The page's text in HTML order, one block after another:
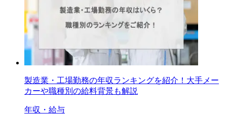
製造業・工場勤務の年収ランキングを紹介！大手メー
カーや職種別の給料背景も解説
年収・給与